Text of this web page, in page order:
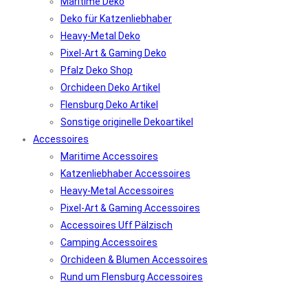
Deko für Katzenliebhaber
Heavy-Metal Deko
Pixel-Art & Gaming Deko
Pfalz Deko Shop
Orchideen Deko Artikel
Flensburg Deko Artikel
Sonstige originelle Dekoartikel
Accessoires
Maritime Accessoires
Katzenliebhaber Accessoires
Heavy-Metal Accessoires
Pixel-Art & Gaming Accessoires
Accessoires Uff Pälzisch
Camping Accessoires
Orchideen & Blumen Accessoires
Rund um Flensburg Accessoires